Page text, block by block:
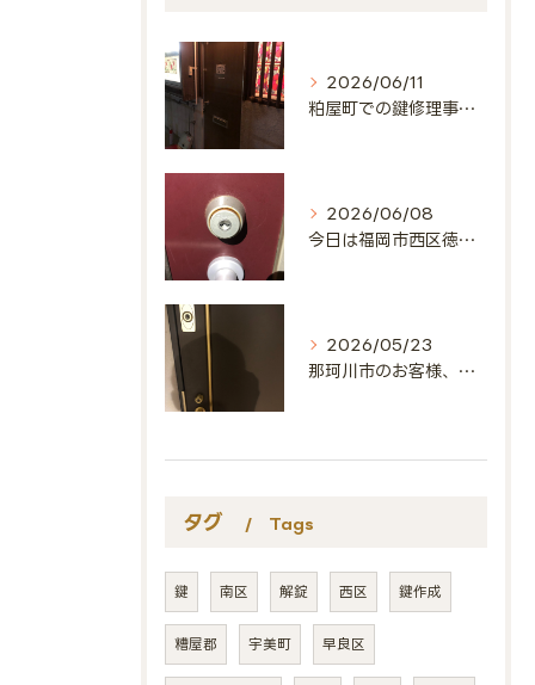
2026/06/11
粕屋町での鍵修理事例🔑
2026/06/08
今日は福岡市西区徳永北にお邪魔しました🔑
2026/05/23
那珂川市のお客様、ありがとうございました🔑
タグ Tags
鍵 南区 解錠 西区 鍵作成
糟屋郡 宇美町 早良区